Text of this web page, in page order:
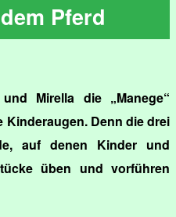
Pferd
Mirella die „Manege“
Kinderaugen. Denn die drei
auf denen Kinder und
üben und vorführen